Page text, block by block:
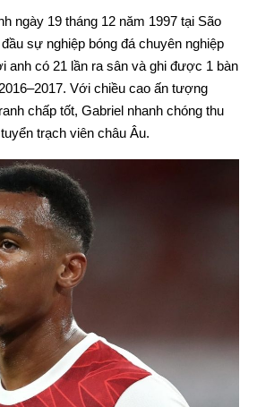
ngày 19 tháng 12 năm 1997 tại São
sự nghiệp bóng đá chuyên nghiệp
anh có 21 lần ra sân và ghi được 1 bàn
Với chiều cao ấn tượng
chấp tốt, Gabriel nhanh chóng thu
trạch viên châu Âu.